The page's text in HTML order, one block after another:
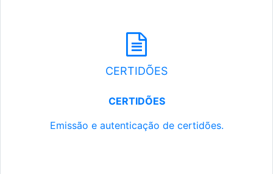
CERTIDÕES
CERTIDÕES
Emissão e autenticação de certidões.